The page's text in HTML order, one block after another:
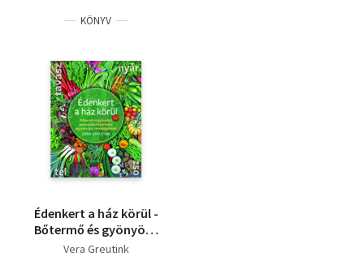
Tankönyv, segédkönyv
Társadalomtudomány
Természettudomány
Történelem
Vallás
KÖNYV
Édenkert a ház körül -
Bőtermő és gyönyörű
permakultúrás biokert
Vera Greutink